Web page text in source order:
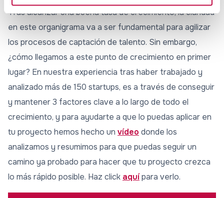
Tras alcanzar una buena tasa de crecimiento, la claridad
en este organigrama va a ser fundamental para agilizar
los procesos de captación de talento. Sin embargo,
¿cómo llegamos a este punto de crecimiento en primer
lugar? En nuestra experiencia tras haber trabajado y
analizado más de 150 startups, es a través de conseguir
y mantener 3 factores clave a lo largo de todo el
crecimiento, y para ayudarte a que lo puedas aplicar en
tu proyecto hemos hecho un vídeo donde los
analizamos y resumimos para que puedas seguir un
camino ya probado para hacer que tu proyecto crezca
lo más rápido posible. Haz click aquípara verlo.